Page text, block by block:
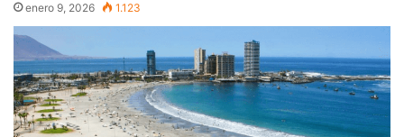
enero 9, 2026 1.123